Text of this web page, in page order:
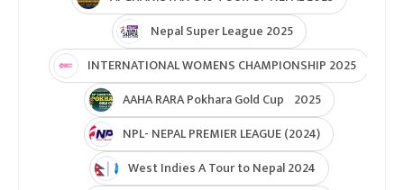
Nepal Super League 2025
INTERNATIONAL WOMENS CHAMPIONSHIP 2025
AAHA RARA Pokhara Gold Cup 2025
NPL- NEPAL PREMIER LEAGUE (2024)
West Indies A Tour to Nepal 2024